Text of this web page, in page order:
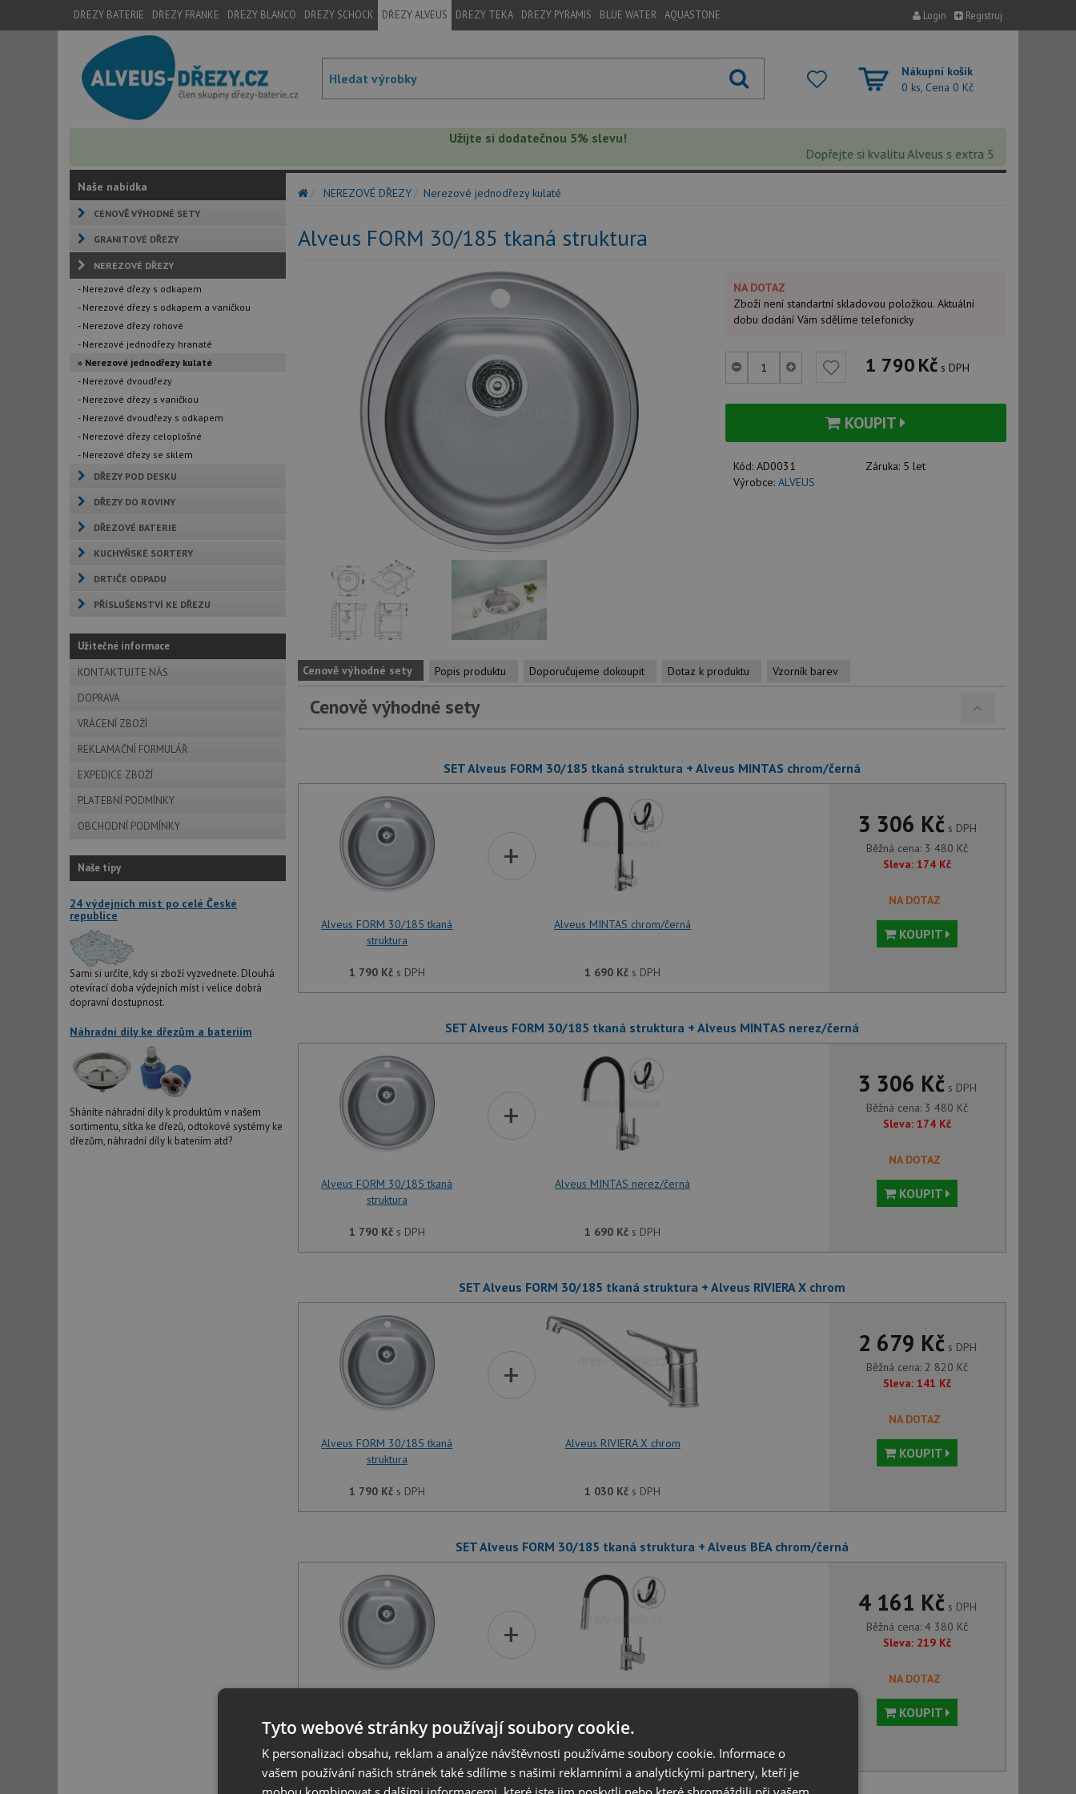
DŘEZY BATERIE DŘEZY FRANKE DŘEZY BLANCO DŘEZY SCHOCK DŘEZY ALVEUS DŘEZY TEKA DŘEZY PYRAMIS BLUE WATER AQUASTONE Login Registruj
Nákupní košík
0 ks, Cena 0 Kč
Užijte si dodatečnou 5% slevu!
Dopřejte si kvalitu Alveus s extra 5% slevou – sleva
Naše nabídka
CENOVĚ VÝHODNÉ SETY
GRANITOVÉ DŘEZY
NEREZOVÉ DŘEZY
- Nerezové dřezy s odkapem
- Nerezové dřezy s odkapem a vaničkou
- Nerezové dřezy rohové
- Nerezové jednodřezy hranaté
» Nerezové jednodřezy kulaté
- Nerezové dvoudřezy
- Nerezové dřezy s vaničkou
- Nerezové dvoudřezy s odkapem
- Nerezové dřezy celoplošné
- Nerezové dřezy se sklem
DŘEZY POD DESKU
DŘEZY DO ROVINY
DŘEZOVÉ BATERIE
KUCHYŇSKÉ SORTERY
DRTIČE ODPADU
PŘÍSLUŠENSTVÍ KE DŘEZU
Užitečné informace
KONTAKTUJTE NÁS
DOPRAVA
VRÁCENÍ ZBOŽÍ
REKLAMAČNÍ FORMULÁŘ
EXPEDICE ZBOŽÍ
PLATEBNÍ PODMÍNKY
OBCHODNÍ PODMÍNKY
Naše tipy
24 výdejních míst po celé České
republice
Sami si určíte, kdy si zboží vyzvednete. Dlouhá
otevírací doba výdejních míst i velice dobrá
dopravní dostupnost.
Náhradní díly ke dřezům a bateriím
Sháníte náhradní díly k produktům v našem
sortimentu, sítka ke dřezů, odtokové systémy ke
dřezům, náhradní díly k bateriím atd?
NEREZOVÉ DŘEZY Nerezové jednodřezy kulaté
Alveus FORM 30/185 tkaná struktura
NA DOTAZ
Zboží není standartní skladovou položkou. Aktuální
dobu dodání Vám sdělíme telefonicky
1 790Kč s DPH
KOUPIT
Kód: AD0031 Záruka: 5 let
Výrobce: ALVEUS
Cenově výhodné sety Popis produktu Doporučujeme dokoupit Dotaz k produktu Vzorník barev
Cenově výhodné sety
SET Alveus FORM 30/185 tkaná struktura + Alveus MINTAS chrom/černá
Alveus FORM 30/185 tkaná
struktura
1 790 Kčs DPH
+
Alveus MINTAS chrom/černá
1 690 Kč s DPH
3 306 Kčs DPH
Běžná cena: 3 480 Kč
Sleva: 174 Kč
NA DOTAZ
KOUPIT
SET Alveus FORM 30/185 tkaná struktura + Alveus MINTAS nerez/černá
Alveus FORM 30/185 tkaná
struktura
1 790 Kčs DPH
+
Alveus MINTAS nerez/černá
1 690 Kč s DPH
3 306 Kčs DPH
Běžná cena: 3 480 Kč
Sleva: 174 Kč
NA DOTAZ
KOUPIT
SET Alveus FORM 30/185 tkaná struktura + Alveus RIVIERA X chrom
Alveus FORM 30/185 tkaná
struktura
1 790 Kčs DPH
+
Alveus RIVIERA X chrom
1 030 Kč s DPH
2 679 Kčs DPH
Běžná cena: 2 820 Kč
Sleva: 141 Kč
NA DOTAZ
KOUPIT
SET Alveus FORM 30/185 tkaná struktura + Alveus BEA chrom/černá
struktura
1 790 Kč s DPH
+
2 590 Kčs DPH
4 161 Kčs DPH
Běžná cena:4 380 Kč
Sleva: 219 Kč
NA DOTAZ
KOUPIT
Tyto webové stránky používají soubory cookie.
K personalizaci obsahu, reklam a analýze návštěvnosti používáme soubory cookie. Informace o
vašem používání našich stránek také sdílíme s našimi reklamními a analytickými partnery, kteří je